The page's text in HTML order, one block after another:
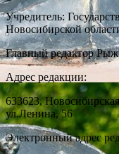
Учредитель:
Новосибирской
Главный редактор
Адрес редакции:
633623,
ул.Ленина, 56
Электронный адрес